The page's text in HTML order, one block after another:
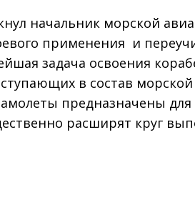
начальник морской
применения и
задача освоения
в состав
предназначены
расширят круг